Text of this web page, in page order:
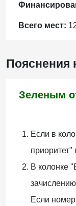
Всего мест:
Пояснения
Зеленым
Если в
приоритет"
В колонке
Если